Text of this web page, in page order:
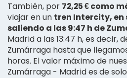
También, por 72,25 € como
viajar en un tren Intercity, en
saliendo a las 9:47 h de
Madrid a las 13:47 h, es decir,
Zumárraga hasta que
horas. El valor máximo de
Zumárraga - Madrid es de solo